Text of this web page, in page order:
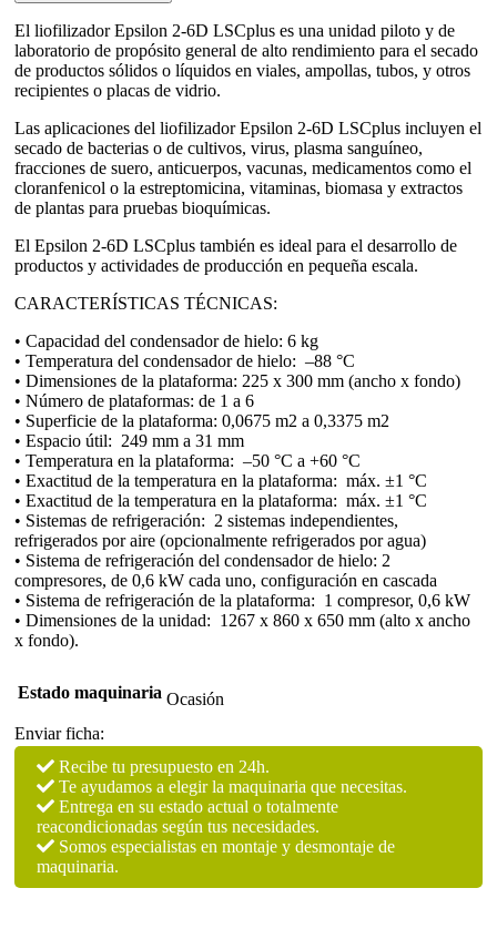
EPSILON
2-
6
LSCPLUS
cantidad
El liofilizador Epsilon 2-6D LSCplus es una unidad piloto y de
laboratorio de propósito general de alto rendimiento para el secado
de productos sólidos o líquidos en viales, ampollas, tubos, y otros
recipientes o placas de vidrio.
Las aplicaciones del liofilizador Epsilon 2-6D LSCplus incluyen el
secado de bacterias o de cultivos, virus, plasma sanguíneo,
fracciones de suero, anticuerpos, vacunas, medicamentos como el
cloranfenicol o la estreptomicina, vitaminas, biomasa y extractos
de plantas para pruebas bioquímicas.
El Epsilon 2-6D LSCplus también es ideal para el desarrollo de
productos y actividades de producción en pequeña escala.
CARACTERÍSTICAS TÉCNICAS:
• Capacidad del condensador de hielo: 6 kg
• Temperatura del condensador de hielo: –88 °C
• Dimensiones de la plataforma: 225 x 300 mm (ancho x fondo)
• Número de plataformas: de 1 a 6
• Superficie de la plataforma: 0,0675 m2 a 0,3375 m2
• Espacio útil: 249 mm a 31 mm
• Temperatura en la plataforma: –50 °C a +60 °C
• Exactitud de la temperatura en la plataforma: máx. ±1 °C
• Exactitud de la temperatura en la plataforma: máx. ±1 °C
• Sistemas de refrigeración: 2 sistemas independientes,
refrigerados por aire (opcionalmente refrigerados por agua)
• Sistema de refrigeración del condensador de hielo: 2
compresores, de 0,6 kW cada uno, configuración en cascada
• Sistema de refrigeración de la plataforma: 1 compresor, 0,6 kW
• Dimensiones de la unidad: 1267 x 860 x 650 mm (alto x ancho
x fondo).
Estado maquinaria Ocasión
Enviar ficha:
Recibe tu presupuesto en 24h.
Te ayudamos a elegir la maquinaria que necesitas.
Entrega en su estado actual o totalmente
reacondicionadas según tus necesidades.
Somos especialistas en montaje y desmontaje de
maquinaria.